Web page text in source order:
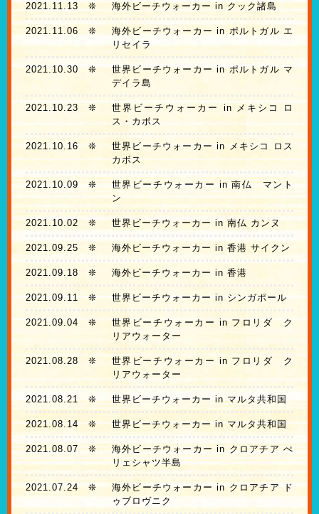
2021.11.13 ❊ 海外ビーチウォーカー in クック諸島
2021.11.06 ❊
海外ビーチウォーカー in ポルトガル エ
リセイラ
2021.10.30 ❊
世界ビーチウォーカー in ポルトガル マ
デイラ島
2021.10.23 ❊
世界ビーチウォーカー in メキシコ ロ
ス・カボス
2021.10.16 ❊
世界ビーチウォーカー in メキシコ ロス
カボス
2021.10.09❊
世界ビーチウォーカー in 南仏 マント
ン
2021.10.02 ❊ 世界ビーチウォーカー in 南仏 カンヌ
2021.09.25 ❊ 海外ビーチウォーカー in 香港 サイクン
2021.09.18 ❊ 海外ビーチウォーカー in 香港
2021.09.11❊ 世界ビーチウォーカー in シンガポール
2021.09.04 ❊
世界ビーチウォーカー in フロリダ ク
リアウォーター
2021.08.28 ❊
世界ビーチウォーカー in フロリダ ク
リアウォーター
2021.08.21 ❊ 世界ビーチウォーカー in マルタ共和国
2021.08.14❊ 世界ビーチウォーカー in マルタ共和国
2021.08.07❊
海外ビーチウォーカー in クロアチア ぺ
リェシャツ半島
2021.07.24 ❊
海外ビーチウォーカー in クロアチア ド
ゥブロヴニク